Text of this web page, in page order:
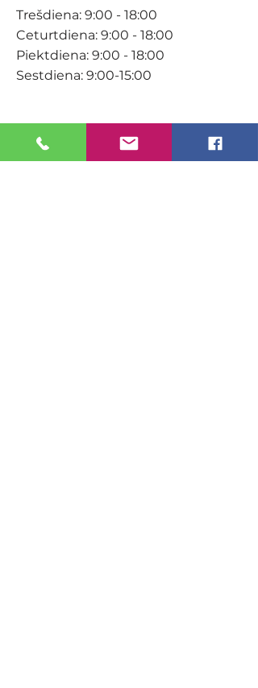
Trešdiena: 9:00 - 18:00
Ceturtdiena: 9:00 - 18:00
Piektdiena: 9:00 - 18:00
Sestdiena: 9:00-15:00
KONTAKTI